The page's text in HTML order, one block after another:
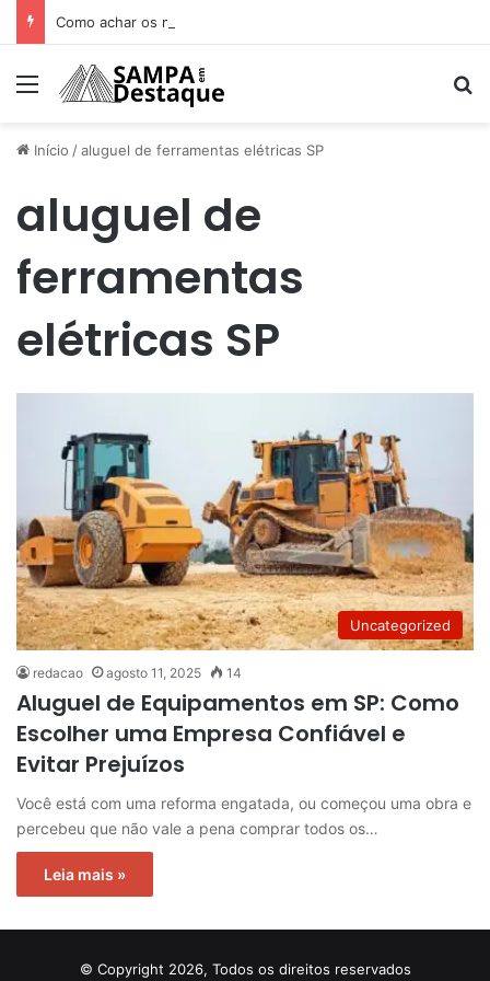
Menu
Início /aluguel de ferramentas elétricas SP
aluguel de
ferramentas
elétricas SP
Uncategorized
redacao agosto 11, 2025 14
Aluguel de Equipamentos em SP: Como
Escolher uma Empresa Confiável e
Evitar Prejuízos
Você está com uma reforma engatada, ou começou uma obra e
percebeu que não vale a pena comprar todos os…
Leia mais »
© Copyright 2026, Todos os direitos reservados